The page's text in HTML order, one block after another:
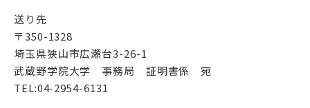
送り先
〒350-1328
埼玉県狭山市広瀬台3-26-1
武蔵野学院大学 事務局 証明書係 宛
TEL:04-2954-6131